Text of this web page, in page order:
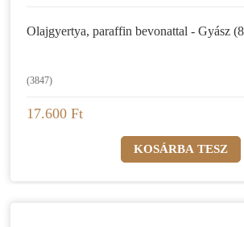
Olajgyertya, paraffin bevonattal - Gyász
(3847)
17.600 Ft